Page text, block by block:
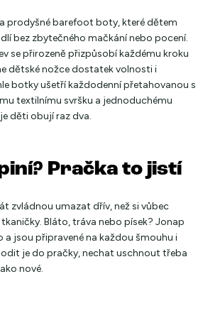
prodyšné barefoot boty, které dětem
bez zbytečného mačkání nebo pocení.
se přirozeně přizpůsobí každému kroku
dětské nožce dostatek volnosti i
botky ušetří každodenní přetahovanou s
textilnímu svršku a jednoduchému
děti obují raz dva.
Pračka to jistí
zvládnou umazat dřív, než si vůbec
Bláto, tráva nebo písek? Jonap
a jsou připravené na každou šmouhu i
je do pračky, nechat uschnout třeba
nové.